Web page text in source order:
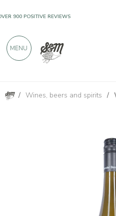
/ Wines, beers and spirits /
Bockstein Riesling - Andreas
900 POSITIVE REVIEWS
MENU